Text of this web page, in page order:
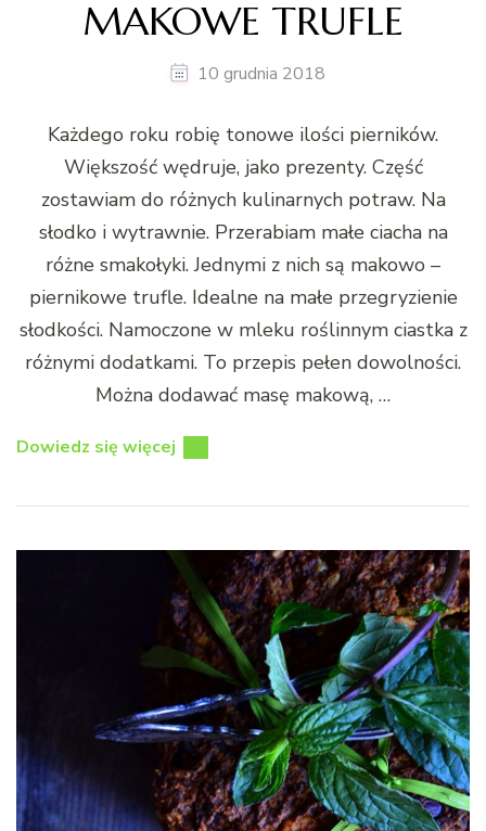
MAKOWE TRUFLE
10 grudnia 2018
Każdego roku robię tonowe ilości pierników.
Większość wędruje, jako prezenty. Część
zostawiam do różnych kulinarnych potraw. Na
słodko i wytrawnie. Przerabiam małe ciacha na
różne smakołyki. Jednymi z nich są makowo –
piernikowe trufle. Idealne na małe przegryzienie
słodkości. Namoczone w mleku roślinnym ciastka z
różnymi dodatkami. To przepis pełen dowolności.
Można dodawać masę makową, …
Dowiedz się więcej